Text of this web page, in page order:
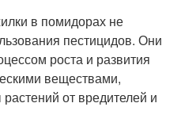
в помидорах не
пестицидов. Они
роста и развития
веществами,
от вредителей и